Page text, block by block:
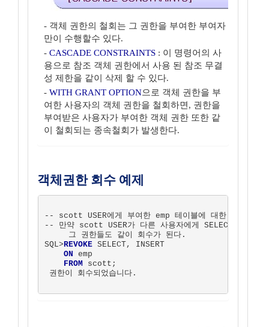
- 객체 권한의 철회는 그 권한을 부여한 부여자
만이 수행할수 있다.
- CASCADE CONSTRAINTS : 이 명령어의 사
용으로 참조 객체 권한에서 사용 된 참조 무결
성 제한을 같이 삭제 할 수 있다.
- WITH GRANT OPTION으로 객체 권한을 부
여한 사용자의 객체 권한을 철회하면, 권한을
부여받은 사용자가 부여한 객체 권한 또한 같
이 철회되는 종속철회가 발생한다.
객체권한 회수 예제
-- scott USER에게 부여한 emp 테이블에 대한 SELECT,
-- 만약 scott USER가 다른 사용자에게 SELECT,
     그 권한들도 같이 회수가 된다.
SQL>REVOKE SELECT, INSERT
ON emp
FROM scott;
권한이 회수되었습니다.